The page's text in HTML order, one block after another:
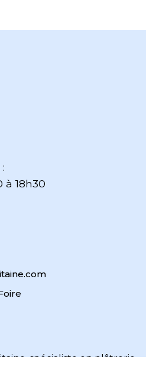
à 18h30
spécialiste en plâtrerie